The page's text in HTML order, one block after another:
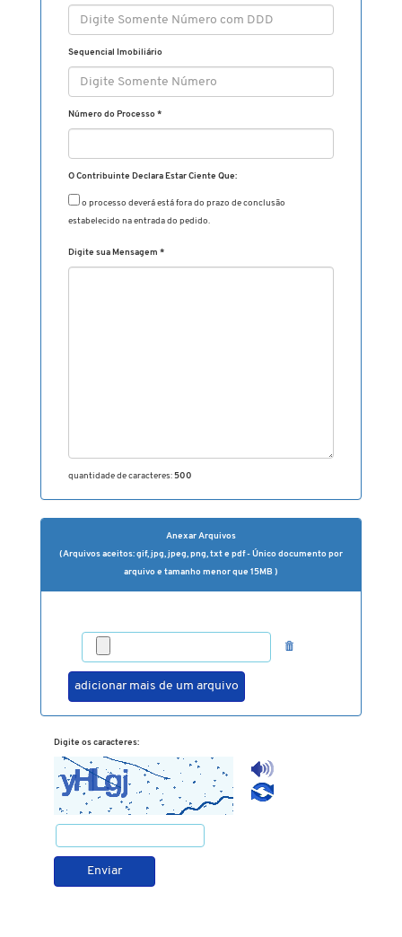
Sequencial Imobiliário
Número do Processo *
O Contribuinte Declara Estar Ciente Que:
o processo deverá está fora do prazo de conclusão
estabelecido na entrada do pedido.
Digite sua Mensagem *
quantidade de caracteres:500
Anexar Arquivos
(Arquivos aceitos: gif, jpg, jpeg, png, txt e pdf - Único documento por
arquivo e tamanho menor que 15MB )
Digite os caracteres: